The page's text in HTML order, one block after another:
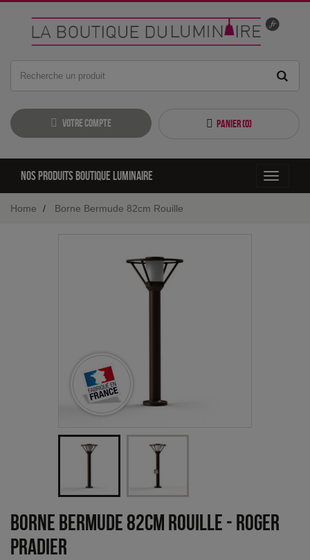
Votre compte Panier (0)
Toggle
Nos produits boutique luminaire
Home Borne Bermude 82cm Rouille
Borne Bermude 82cm Rouille - Roger
Pradier